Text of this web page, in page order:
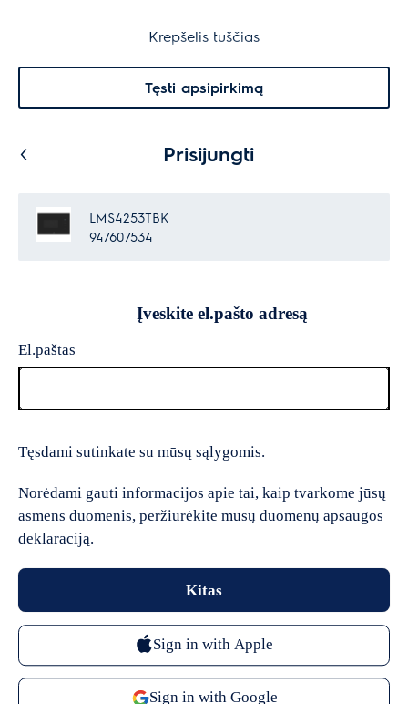
Menu 0
Krepšelis tuščias
Tęsti apsipirkimą
Prisijungti
LMS4253TBK
947607534
Įveskite el.pašto adresą
El.paštas
Tęsdami sutinkate su mūsų sąlygomis.
Norėdami gauti informacijos apie tai, kaip tvarkome jūsų
asmens duomenis, peržiūrėkite mūsų duomenų apsaugos
deklaraciją.